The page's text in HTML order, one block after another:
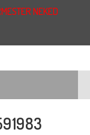
NEKED